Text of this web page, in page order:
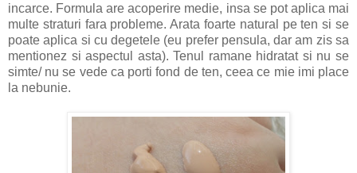
incarce. Formula are acoperire medie, insa se pot aplica mai
multe straturi fara probleme. Arata foarte natural pe ten si se
poate aplica si cu degetele (eu prefer pensula, dar am zis sa
mentionez si aspectul asta). Tenul ramane hidratat si nu se
simte/ nu se vede ca porti fond de ten, ceea ce mie imi place
la nebunie.